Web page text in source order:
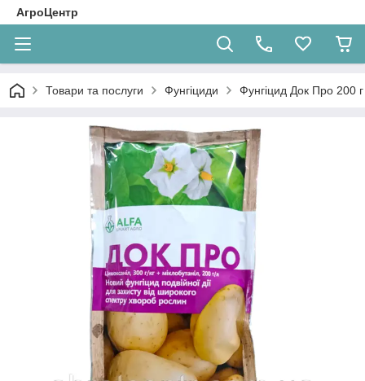
АгроЦентр
Товари та послуги Фунгіциди Фунгіцид Док Про 200